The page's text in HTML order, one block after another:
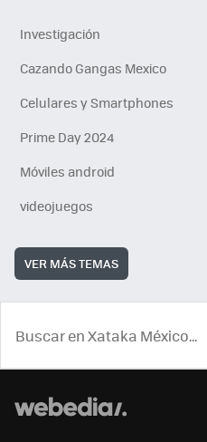
Investigación
Cazando Gangas Mexico
Celulares y Smartphones
Prime Day 2024
Móviles android
videojuegos
VER MÁS TEMAS